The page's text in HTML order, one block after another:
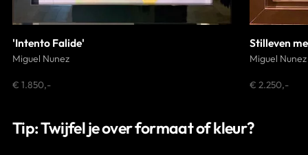
'Intento Falide'
Miguel Nunez
€ 1.850,-
Stilleven
Miguel Nunez
€ 2.250,-
Tip: Twijfel je over formaat of kleur?